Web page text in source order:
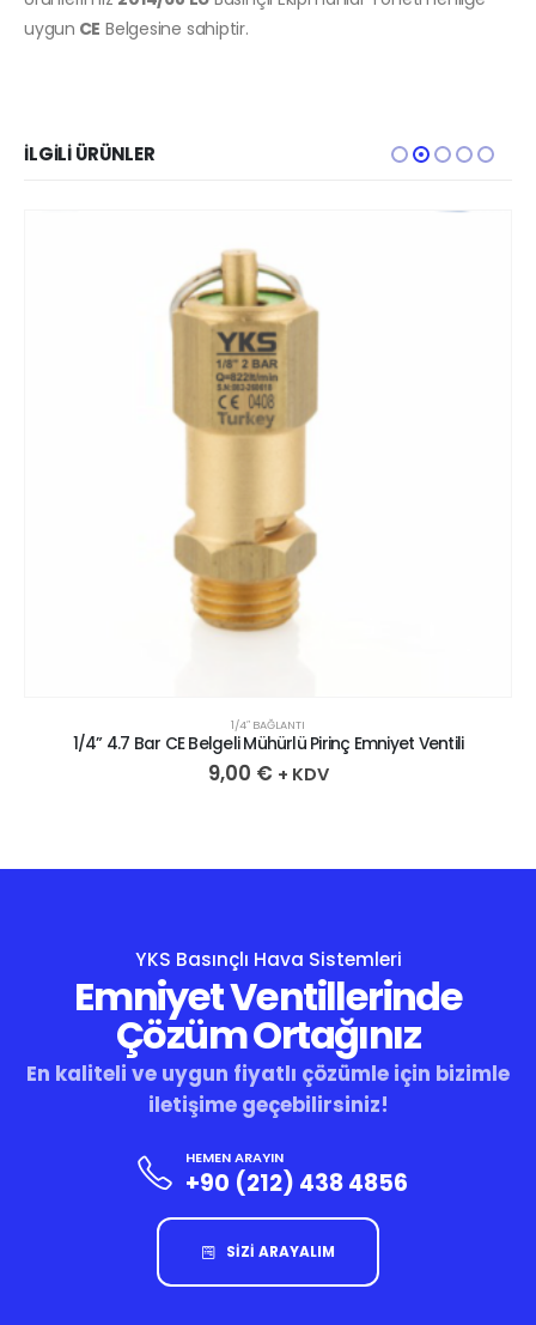
uygun CE Belgesine sahiptir.
İLGILI ÜRÜNLER
1/4″ BAĞLANTI
1/4” 4.7 Bar CE Belgeli Mühürlü Pirinç Emniyet Ventili
9,00 € + KDV
YKS Basınçlı Hava Sistemleri
Emniyet Ventillerinde
Çözüm Ortağınız
En kaliteli ve uygun fiyatlı çözümle için bizimle
iletişime geçebilirsiniz!
HEMEN ARAYIN
+90 (212) 438 4856
SİZİ ARAYALIM